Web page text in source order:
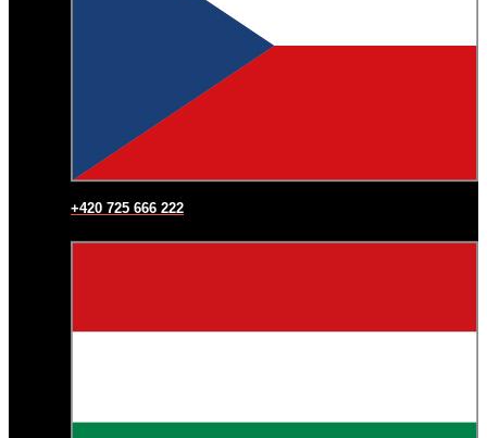
+420 725 666 222